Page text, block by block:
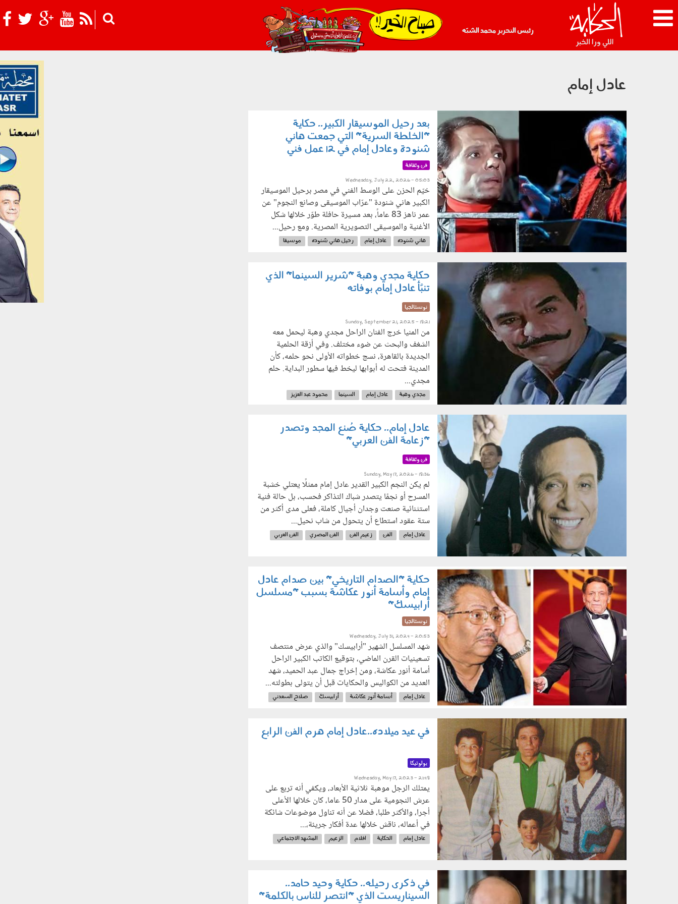
رئيس التحرير محمد الشبّه
021_2.png
عادل إمام
220703.jpg
بعد رحيل الموسيقار الكبير.. حكاية
"الخلطة السرية" التي جمعت هاني
شنودة وعادل إمام في 12 عمل فني
فن وثقافة
Wednesday, July 22, 2026 - 05:03
خيّم الحزن على الوسط الفني في مصر برحيل الموسيقار
الكبير هاني شنودة "عرّاب الموسيقى وصانع النجوم" عن
عمر ناهز 83 عاماً، بعد مسيرة حافلة طوّر خلالها شكل
الأغنية والموسيقى التصويرية المصرية. ومع رحيل...
هاني شنوده عادل إمام رحيل هاني شنوده
موسيقا
حكاية مجدي وهبة "شرير السينما" الذي
تنبَّأ عادل إمام بوفاته
نوستالجيا
Sunday, September 21, 2025 - 18:21
من المنيا خرج الفنان الراحل مجدي وهبة ليحمل معه
الشغف والبحث عن ضوء مختلف. وفي أزقة الحلمية
الجديدة بالقاهرة، نسج خطواته الأولى نحو حلمه، كأن
المدينة فتحت له أبوابها ليخط فيها سطور البداية. حلم
مجدي...
مجدي وهبة عادل إمام السينما
محمود عبد العزيز
170501.jpg
عادل إمام.. حكاية صُنع المجد وتصدر
"زعامة الفن العربي"
فن وثقافة
Sunday, May 17, 2026 - 18:36
لم يكن النجم الكبير القدير عادل إمام ممثلًا يعتلي خشبة
المسرح أو نجمًا يتصدر شباك التذاكر فحسب، بل حالة فنية
استثنائية صنعت وجدان أجيال كاملة، فعلى مدى أكثر من
ستة عقود استطاع أن يتحول من شاب نحيل...
عادل إمام الفن زعيم الفن الفن المصري
الفن العربي
3107_010.jpg
حكاية "الصدام التاريخي" بين صدام عادل
إمام وأسامة أنور عكاشة بسبب "مسلسل
أرابيسك"
نوستالجيا
Wednesday, July 31, 2024 - 20:53
شهد المسلسل الشهير "أرابيسك" والذي عرض منتصف
تسعينيات القرن الماضي، بتوقيع الكاتب الكبير الراحل
أسامة أنور عكاشة، ومن إخراج جمال عبد الحميد، شهد
العديد من الكواليس والحكايات قبل أن يتولى بطولته...
عادل إمام أسامة أنور عكاشة أرابيسك صلاح السعدني
5454545454.png في عيد ميلاده..عادل إمام هرم الفن الرابع
بولوتيكا
Wednesday, May 17, 2023 - 21:48
يمتلك الرجل موهبة ثلاثية الأبعاد، ويكفي أنه تربع على
عرش النجومية على مدار 50 عاما، كان خلالها الأعلى
أجرا، والأكثر طلبا، فضلا عن أنه تناول موضوعات شائكة
في أعماله، ناقش خلالها عدة أفكار جريئة،...
عادل إمام الحكاية افلام الزعيم المشهد الاجتماعي
030104.jpg
في ذكرى رحيله.. حكاية وحيد حامد..
السيناريست الذي "انتصر للناس بالكلمة"